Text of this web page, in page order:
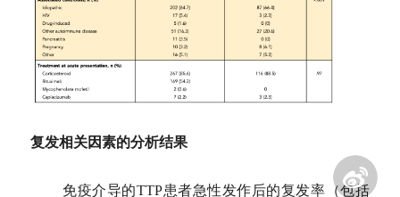
复发相关因素的分析结果
免疫介导的TTP患者急性发作后的复发率（包括